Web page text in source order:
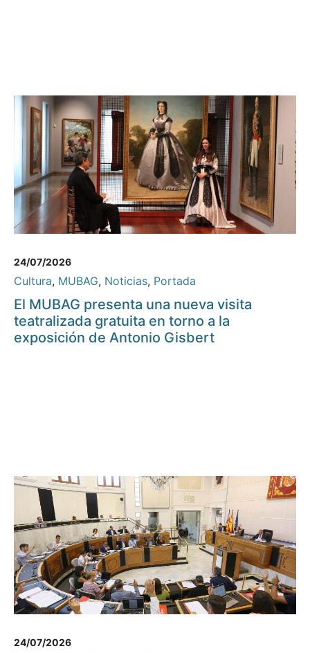
24/07/2026
Cultura, MUBAG, Noticias, Portada
El MUBAG presenta una nueva visita
teatralizada gratuita en torno a la
exposición de Antonio Gisbert
24/07/2026